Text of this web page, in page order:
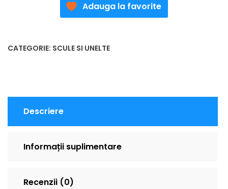
Adauga la favorite
CATEGORIE: SCULE SI UNELTE
Descriere
Informații suplimentare
Recenzii (0)